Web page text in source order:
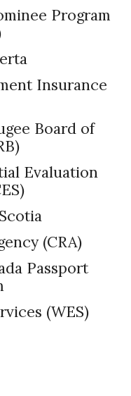
Program
Insurance
Board of
Evaluation
(CRA)
Passport
(WES)